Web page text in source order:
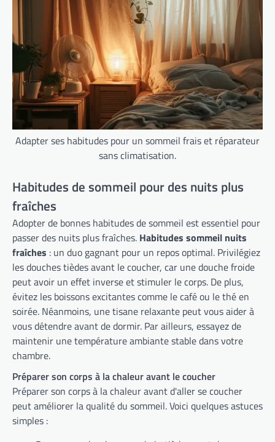
Adapter ses habitudes pour un sommeil frais et réparateur
sans climatisation.
Habitudes de sommeil pour des nuits plus
fraîches
Adopter de bonnes habitudes de sommeil est essentiel pour
passer des nuits plus fraîches. Habitudes sommeil nuits
fraîches : un duo gagnant pour un repos optimal. Privilégiez
les douches tièdes avant le coucher, car une douche froide
peut avoir un effet inverse et stimuler le corps. De plus,
évitez les boissons excitantes comme le café ou le thé en
soirée. Néanmoins, une tisane relaxante peut vous aider à
vous détendre avant de dormir. Par ailleurs, essayez de
maintenir une température ambiante stable dans votre
chambre.
Préparer son corps à la chaleur avant le coucher
Préparer son corps à la chaleur avant d'aller se coucher
peut améliorer la qualité du sommeil. Voici quelques astuces
simples :